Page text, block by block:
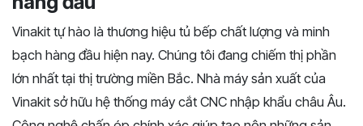
Vinakit tự hào là thương hiệu tủ bếp chất lượng và minh
bạch hàng đầu hiện nay. Chúng tôi đang chiếm thị phần
lớn nhất tại thị trường miền Bắc. Nhà máy sản xuất của
Vinakit sở hữu hệ thống máy cắt CNC nhập khẩu châu Âu.